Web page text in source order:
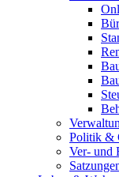
Politik &
Ver- und